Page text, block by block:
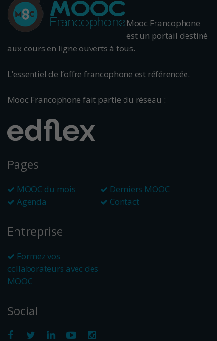
Mooc Francophone
est un portail destiné
aux cours en ligne ouverts à tous.
L’essentiel de l’offre francophone est référencée.
Mooc Francophone fait partie du réseau :
Pages
MOOC du mois
Derniers MOOC
Agenda
Contact
Entreprise
Formez vos
collaborateurs avec des
MOOC
Social